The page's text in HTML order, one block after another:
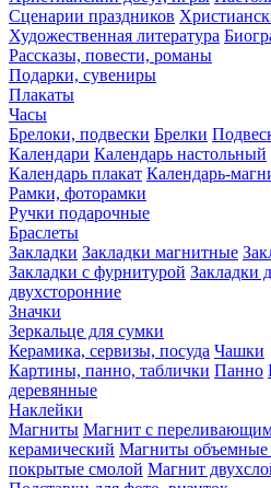
Сценарии праздников
Художественная литература
Рассказы, повести, романы
Подарки, сувениры
Плакаты
Часы
Брелоки, подвески Брелки
Календари Календарь настольный
Календарь плакат Календарь-
Рамки, фоторамки
Ручки подарочные
Браслеты
Закладки Закладки магнитные
Закладки с фурнитурой Закладки
двухсторонние
Значки
Зеркальце для сумки
Керамика, сервизы, посуда Чашки
Картины, панно, таблички Панно
деревянные
Наклейки
Магниты Магнит с
керамический Магниты объемные
покрытые смолой Магнит